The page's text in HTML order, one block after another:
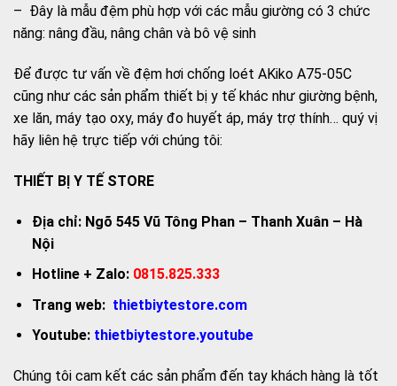
– Đây là mẫu đệm phù hợp với các mẫu giường có 3 chức
năng: nâng đầu, nâng chân và bô vệ sinh
Để được tư vấn về đệm hơi chống loét AKiko A75-05C
cũng như các sản phẩm thiết bị y tế khác như giường bệnh,
xe lăn, máy tạo oxy, máy đo huyết áp, máy trợ thính… quý vị
hãy liên hệ trực tiếp với chúng tôi:
THIẾT BỊ Y TẾ STORE
Địa chỉ: Ngõ 545 Vũ Tông Phan – Thanh Xuân – Hà
Nội
Hotline + Zalo: 0815.825.333
Trang web: thietbiytestore.com
Youtube: thietbiytestore.youtube
Chúng tôi cam kết các sản phẩm đến tay khách hàng là tốt